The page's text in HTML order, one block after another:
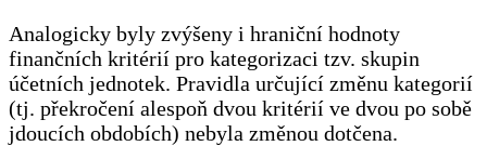
Analogicky byly zvýšeny i hraniční hodnoty
finančních kritérií pro kategorizaci tzv. skupin
účetních jednotek. Pravidla určující změnu kategorií
(tj. překročení alespoň dvou kritérií ve dvou po sobě
jdoucích obdobích) nebyla změnou dotčena.